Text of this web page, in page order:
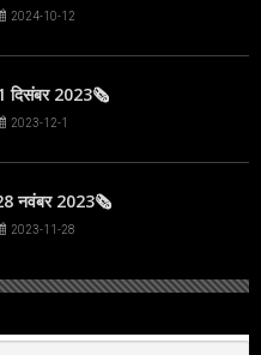
2024-10-12
दिसंबर 2023🗞
2023-12-1
नवंबर 2023🗞
2023-11-28